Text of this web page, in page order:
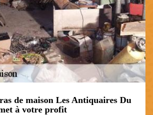
de maison Les Antiquaires Du
à votre profit